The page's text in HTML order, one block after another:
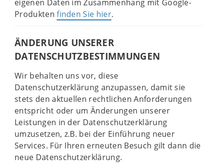
eigenen Daten im Zusammenhang mit Google-
Produktenfinden Sie hier.
ÄNDERUNG UNSERER
DATENSCHUTZBESTIMMUNGEN
Wir behalten uns vor, diese
Datenschutzerklärung anzupassen, damit sie
stets den aktuellen rechtlichen Anforderungen
entspricht oder um Änderungen unserer
Leistungen in der Datenschutzerklärung
umzusetzen, z.B. bei der Einführung neuer
Services. Für Ihren erneuten Besuch gilt dann die
neue Datenschutzerklärung.